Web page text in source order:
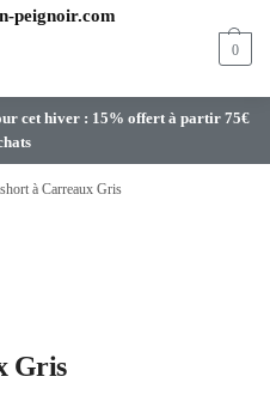
0
cet hiver : 15% offert à partir 75€
à Carreaux Gris
Gris